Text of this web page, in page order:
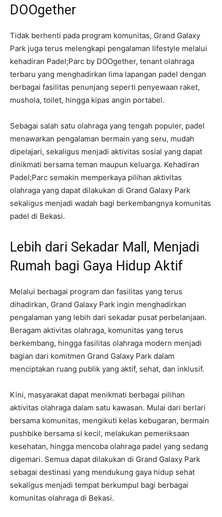
DOOgether
Tidak berhenti pada program komunitas, Grand Galaxy
Park juga terus melengkapi pengalaman lifestyle melalui
kehadiran Padel;Parc by DOOgether, tenant olahraga
terbaru yang menghadirkan lima lapangan padel dengan
berbagai fasilitas penunjang seperti penyewaan raket,
mushola, toilet, hingga kipas angin portabel.
Sebagai salah satu olahraga yang tengah populer, padel
menawarkan pengalaman bermain yang seru, mudah
dipelajari, sekaligus menjadi aktivitas sosial yang dapat
dinikmati bersama teman maupun keluarga. Kehadiran
Padel;Parc semakin memperkaya pilihan aktivitas
olahraga yang dapat dilakukan di Grand Galaxy Park
sekaligus menjadi wadah bagi berkembangnya komunitas
padel di Bekasi.
Lebih dari Sekadar Mall, Menjadi
Rumah bagi Gaya Hidup Aktif
Melalui berbagai program dan fasilitas yang terus
dihadirkan, Grand Galaxy Park ingin menghadirkan
pengalaman yang lebih dari sekadar pusat perbelanjaan.
Beragam aktivitas olahraga, komunitas yang terus
berkembang, hingga fasilitas olahraga modern menjadi
bagian dari komitmen Grand Galaxy Park dalam
menciptakan ruang publik yang aktif, sehat, dan inklusif.
Kini, masyarakat dapat menikmati berbagai pilihan
aktivitas olahraga dalam satu kawasan. Mulai dari berlari
bersama komunitas, mengikuti kelas kebugaran, bermain
pushbike bersama si kecil, melakukan pemeriksaan
kesehatan, hingga mencoba olahraga padel yang sedang
digemari. Semua dapat dilakukan di Grand Galaxy Park
sebagai destinasi yang mendukung gaya hidup sehat
sekaligus menjadi tempat berkumpul bagi berbagai
komunitas olahraga di Bekasi.